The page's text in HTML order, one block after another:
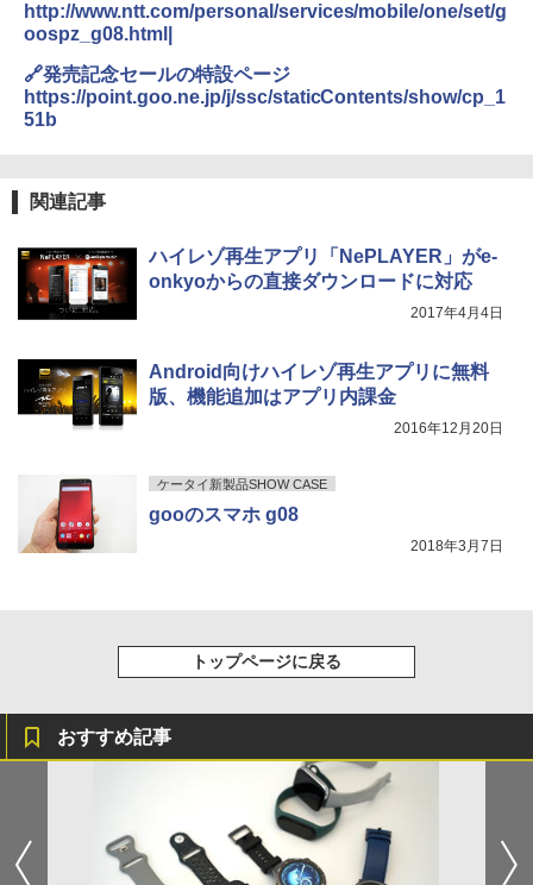
http://www.ntt.com/personal/services/mobile/one/set/g
oospz_g08.html|
🔗発売記念セールの特設ページ
https://point.goo.ne.jp/j/ssc/staticContents/show/cp_1
51b
関連記事
ハイレゾ再生アプリ「NePLAYER」がe-
onkyoからの直接ダウンロードに対応
2017年4月4日
Android向けハイレゾ再生アプリに無料
版、機能追加はアプリ内課金
2016年12月20日
ケータイ新製品SHOW CASE
gooのスマホ g08
2018年3月7日
トップページに戻る
おすすめ記事